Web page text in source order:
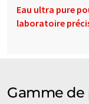
Eau ultra pure
laboratoire
Gamme